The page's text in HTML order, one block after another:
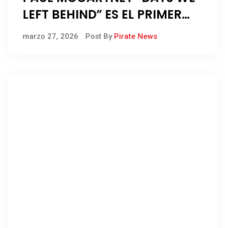
LEFT BEHIND” ES EL PRIMER
ADELANTO DE SU NUEVO
marzo 27, 2026 Post By Pirate News